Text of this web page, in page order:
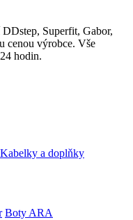
Superfit, Gabor,
cenou výrobce. Vše
hodin.
Kabelky a doplňky
Boty ARA